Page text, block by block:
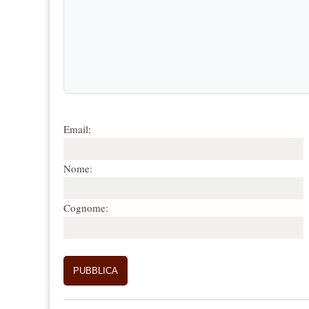
Email:
Nome:
Cognome: